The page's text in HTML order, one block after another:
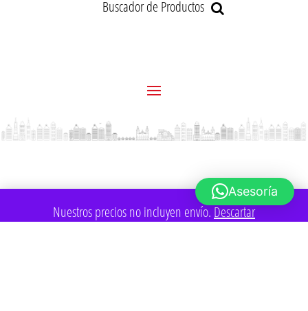
Nuestros precios no incluyen envío. Descartar
Buscador de Productos
Asesoría